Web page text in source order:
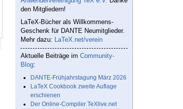
den Mitgliedern!
LaTeX-Bücher als Willkommens-
Geschenk für DANTE Neumitglieder.
Mehr dazu: LaTeX.net/verein
Aktuelle Beiträge im Community-
Blog:
DANTE-Frühjahrstagung März 2026
LaTeX Cookbook zweite Auflage
erschienen
Der Online-Compiler TeXlive.net